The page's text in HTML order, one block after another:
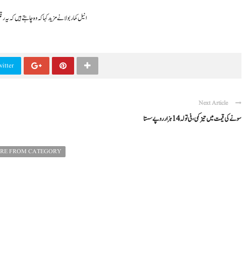
انیل کمار بولا نے مزید کہا کہ وہ چاہتے ہیں کہ
Next Article
سونے کی قیمت میں تیز کمی، فی تولہ 14 ہزار روپے سستا
FROM CATEGORY